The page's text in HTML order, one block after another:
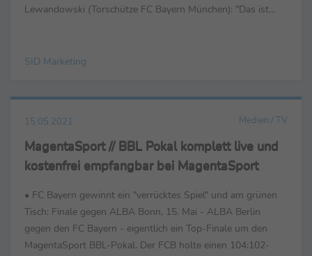
Lewandowski (Torschütze FC Bayern München): "Das ist
SID Marketing
15.05.2021 Medien / TV
MagentaSport // BBL Pokal komplett live und
kostenfrei empfangbar bei MagentaSport
• FC Bayern gewinnt ein "verrücktes Spiel" und am grünen
Tisch: Finale gegen ALBA Bonn, 15. Mai - ALBA Berlin
gegen den FC Bayern - eigentlich ein Top-Finale um den
MagentaSport BBL-Pokal. Der FCB holte einen 104:102-